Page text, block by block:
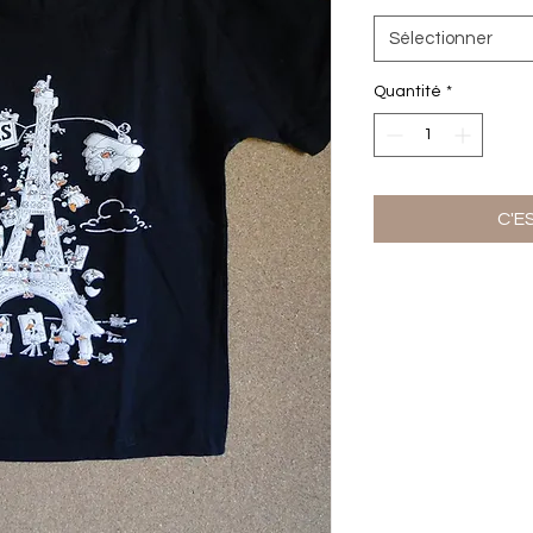
Sélectionner
Quantité *